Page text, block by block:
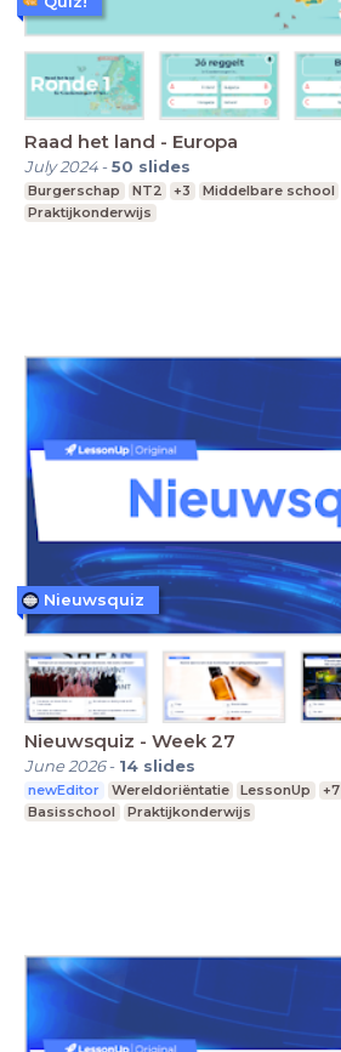
Raad het land - Europa
July 2024-50 slides
Burgerschap NT2 +3 Middelbare school
Praktijkonderwijs
Nieuwsquiz - Week 27
June 2026- 14 slides
newEditor Wereldoriëntatie LessonUp +7
Basisschool
Praktijkonderwijs
Nieuwsquiz